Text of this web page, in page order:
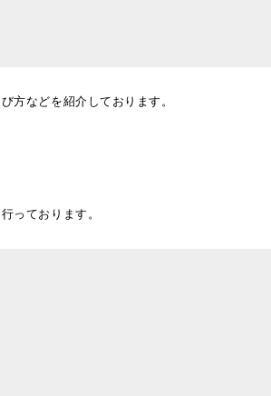
方などを紹介しております。
っております。